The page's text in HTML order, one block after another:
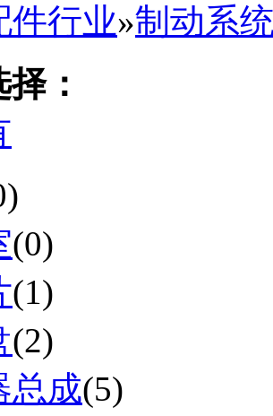
件行业»制动系
：
(0)
(1)
(2)
总成(5)